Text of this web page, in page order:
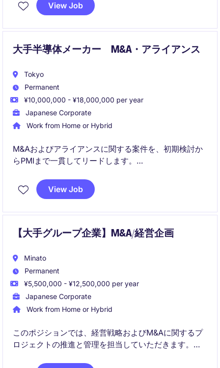
クライアント支援のみならず、自社の成長戦略として
View Job
大手半導体メーカー M&A・アライアンス
Tokyo
Permanent
¥10,000,000 - ¥18,000,000 per year
Japanese Corporate
Work from Home or Hybrid
M&Aおよびアライアンスに関する案件を、初期検討か
らPMIまで一貫してリードします。
社内外ステークホルダーと連携しながら、事業会社の
立場で経営課題の解決に取り組むポジションです。
View Job
【大手グループ企業】M&A/経営企画
Minato
Permanent
¥5,500,000 - ¥12,500,000 per year
Japanese Corporate
Work from Home or Hybrid
このポジションでは、経営戦略およびM&Aに関するプ
ロジェクトの推進と管理を担当していただきます。国